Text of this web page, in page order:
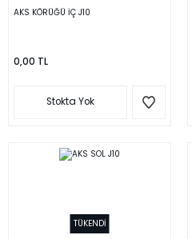
AKS KÖRÜĞÜ İÇ J10
0,00 TL
Stokta Yok
TÜKENDİ